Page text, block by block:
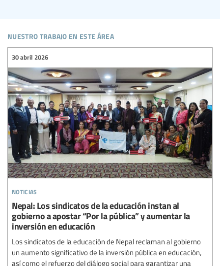
nuestro trabajo en este área
noticias
30 abril 2026
Nepal: Los sindicatos de la educación instan al
gobierno a apostar “Por la pública” y aumentar la
inversión en educación
Los sindicatos de la educación de Nepal reclaman al gobierno
un aumento significativo de la inversión pública en educación,
así como el refuerzo del diálogo social para garantizar una